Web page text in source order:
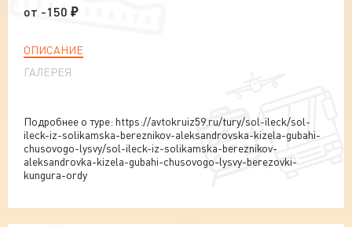
от -150 ₽
ОПИСАНИЕ
ГАЛЕРЕЯ
Подробнее о туре: https://avtokruiz59.ru/tury/sol-ileck/sol-
ileck-iz-solikamska-bereznikov-aleksandrovska-kizela-gubahi-
chusovogo-lysvy/sol-ileck-iz-solikamska-bereznikov-
aleksandrovka-kizela-gubahi-chusovogo-lysvy-berezovki-
kungura-ordy